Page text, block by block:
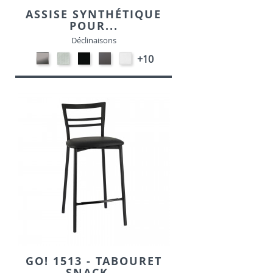
ASSISE SYNTHÉTIQUE
POUR...
Déclinaisons
CARBON
LOOK-
SIMILI
ALU-
SIMILI
NOIR-
SIMILI
GRIS-
SIMILI
EKOS
BLANC-
SIMILI
+10
GO! 1513 - TABOURET